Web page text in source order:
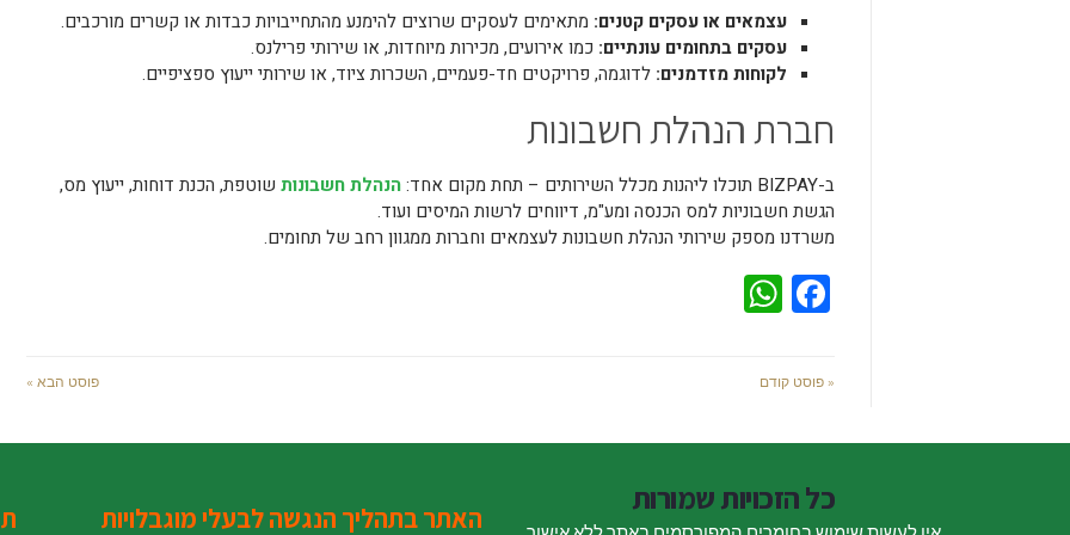
עצמאים או עסקים קטנים: מתאימים לעסקים שרוצים להימנע מהתחייבויות כבדות או קשרים מורכבים.
עסקים בתחומים עונתיים: כמו אירועים, מכירות מיוחדות, או שירותי פרילנס.
לקוחות מזדמנים: לדוגמה, פרויקטים חד-פעמיים, השכרות ציוד, או שירותי ייעוץ ספציפיים.
חברת הנהלת חשבונות
ב-BIZPAY תוכלו ליהנות מכלל השירותים – תחת מקום אחד: הנהלת חשבונות שוטפת, הכנת דוחות, ייעוץ מס,
הגשת חשבוניות למס הכנסה ומע"מ, דיווחים לרשות המיסים ועוד.
משרדנו מספק שירותי הנהלת חשבונות לעצמאים וחברות ממגוון רחב של תחומים.
Facebook
« פוסט קודם פוסט הבא »
כל הזכויות שמורות
האתר בתהליך הנגשה לבעלי מוגבלויות